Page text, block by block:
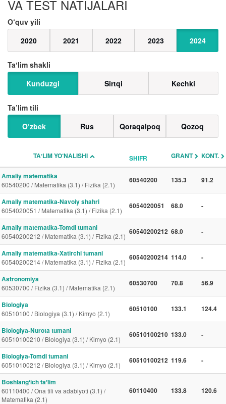
VA TEST NATIJALARI
O‘quv yili
2020
2021 2022 2023 2024
Taʼlim shakli
Kunduzgi
Sirtqi Kechki
Ta’lim tili
O‘zbek
Rus Qoraqalpoq Qozoq
TAʼLIM YO‘NALISHI SHIFR GRANT KONT.
Amaliy matematika
60540200 / Matematika (3.1) / Fizika (2.1)
60540200 135.3 91.2
Amaliy matematika-Navoiy shahri
6054020051 / Matematika (3.1) / Fizika (2.1)
6054020051 68.0 -
Amaliy matematika-Tomdi tumani
60540200212 / Matematika (3.1) / Fizika (2.1)
60540200212 68.0 -
Amaliy matematika-Xatirchi tumani
60540200214 / Matematika (3.1) / Fizika (2.1)
60540200214 114.0 -
Astronomiya
60530700 / Fizika (3.1) / Matematika (2.1)
60530700 70.8 56.9
Biologiya
60510100 / Biologiya (3.1) / Kimyo (2.1)
60510100 133.1 124.4
Biologiya-Nurota tumani
60510100210 / Biologiya (3.1) / Kimyo (2.1)
60510100210 133.0 -
Biologiya-Tomdi tumani
60510100212 / Biologiya (3.1) / Kimyo (2.1)
60510100212 119.6 -
Boshlangʻich taʼlim
60110400 / Ona tili va adabiyoti (3.1) /
Matematika (2.1)
60110400 133.8 120.6